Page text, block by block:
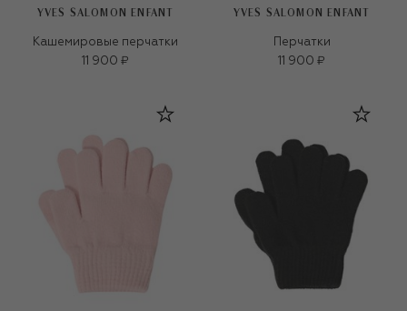
YVES SALOMON ENFANT
Кашемировые перчатки
11 900 ₽
YVES SALOMON ENFANT
Перчатки
11 900 ₽